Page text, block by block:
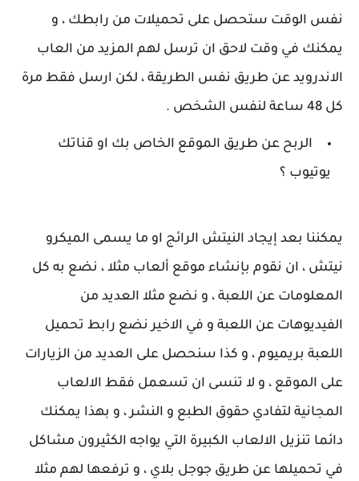
نفس الوقت ستحصل على تحميلات من رابطك ، و
يمكنك في وقت لاحق ان ترسل لهم المزيد من العاب
الاندرويد عن طريق نفس الطريقة ، لكن ارسل فقط مرة
كل 48 ساعة لنفس الشخص .
الربح عن طريق الموقع الخاص بك او قناتك
يوتيوب ؟
يمكننا بعد إيجاد النيتش الرائج او ما يسمى الميكرو
نيتش ، ان نقوم بإنشاء موقع ألعاب مثلا ، نضع به كل
المعلومات عن اللعبة ، و نضع مثلا العديد من
الفيديوهات عن اللعبة و في الاخير نضع رابط تحميل
اللعبة بريميوم ، و كذا سنحصل على العديد من الزيارات
على الموقع ، و لا تنسى ان تسعمل فقط الالعاب
المجانية لتفادي حقوق الطبع و النشر ، و بهذا يمكنك
دائما تنزيل الالعاب الكبيرة التي يواجه الكثيرون مشاكل
في تحميلها عن طريق جوجل بلاي ، و ترفعها لهم مثلا